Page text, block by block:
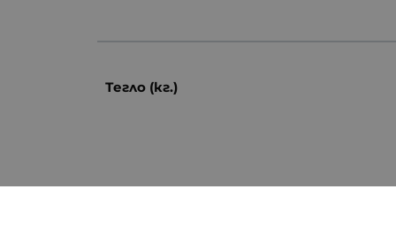
Тегло (кг.)